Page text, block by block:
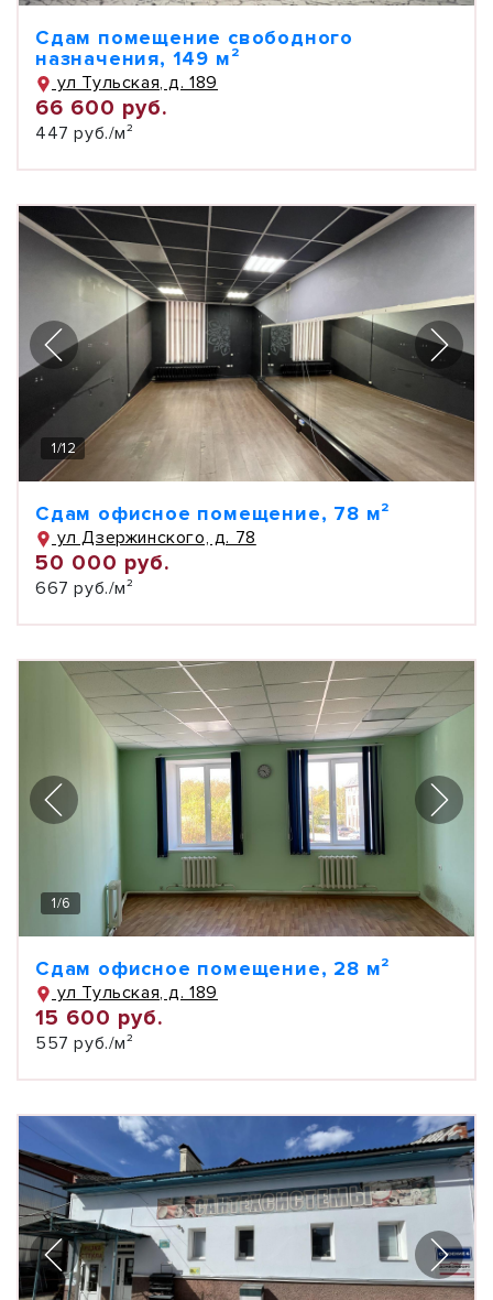
Сдам помещение свободного
назначения, 149 м²
ул Тульская, д. 189
66 600 руб.
447 руб./м²
1/12
Сдам офисное помещение, 78 м²
ул Дзержинского, д. 78
50 000 руб.
667 руб./м²
1/6
Сдам офисное помещение, 28 м²
ул Тульская, д. 189
15 600 руб.
557 руб./м²